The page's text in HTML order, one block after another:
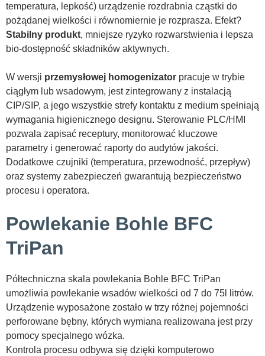
temperatura, lepkość) urządzenie rozdrabnia cząstki do
pożądanej wielkości i równomiernie je rozprasza. Efekt?
Stabilny produkt, mniejsze ryzyko rozwarstwienia i lepsza
bio-dostępność składników aktywnych.
W wersji przemysłowej homogenizator pracuje w trybie
ciągłym lub wsadowym, jest zintegrowany z instalacją
CIP/SIP, a jego wszystkie strefy kontaktu z medium spełniają
wymagania higienicznego designu. Sterowanie PLC/HMI
pozwala zapisać receptury, monitorować kluczowe
parametry i generować raporty do audytów jakości.
Dodatkowe czujniki (temperatura, przewodność, przepływ)
oraz systemy zabezpieczeń gwarantują bezpieczeństwo
procesu i operatora.
Powlekanie Bohle BFC
TriPan
Półtechniczna skala powlekania Bohle BFC TriPan
umożliwia powlekanie wsadów wielkości od 7 do 75l litrów.
Urządzenie wyposażone zostało w trzy różnej pojemności
perforowane bębny, których wymiana realizowana jest przy
pomocy specjalnego wózka.
Kontrola procesu odbywa się dzięki komputerowo